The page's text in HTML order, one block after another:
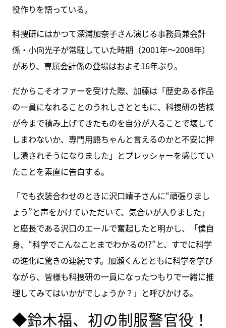
役作りを語っている。
科捜研にはかつて深浦加奈子さん演じる事務員兼会計
係・小向光子が常駐していた時期（2001年～2008年）
があり、専属会計係の登場はおよそ16年ぶり。
だからこそオファーを受けた際、加藤は「歴史ある作品
の一員になれることのうれしさとともに、科捜研の皆様
が今まで積み上げてきたものを自分が入ることで壊して
しまわないか、専門用語ちゃんと言えるのかと不安に押
し潰されそうになりました」とプレッシャーを感じてい
たことを素直に告白する。
「でも衣装合わせのときに沢口靖子さんに“頑張りまし
ょう”と声をかけていただいて、気合いが入りました」
と座長である沢口のエールで奮起したと明かし、「僕自
身、“科学でこんなことまでわかるの!?”と、すでに科学
の進化に驚きの連続です。加瀬くんとともに科学を学び
ながら、皆様も科捜研の一員になったつもりで一緒に推
理してみてはいかがでしょうか？」と呼びかける。
◆鈴木福、初の制服警官役！